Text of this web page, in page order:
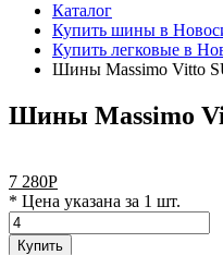
Каталог
Купить шины в
Купить легковые в
Шины Massimo Vitto
Шины Massimo
7 280Р
* Цена указана за 1 шт.
Купить